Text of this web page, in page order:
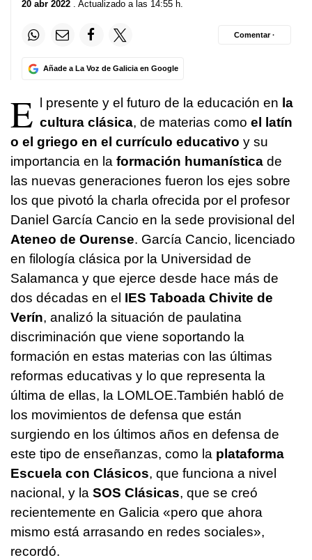
20 abr 2022 . Actualizado a las 14:55 h.
Añade a La Voz de Galicia en Google
Comentar ·
E l presente y el futuro de la educación en la
cultura clásica, de materias como el latín
o el griego en el currículo educativo y su
importancia en la formación humanística de
las nuevas generaciones fueron los ejes sobre
los que pivotó la charla ofrecida por el profesor
Daniel García Cancio en la sede provisional del
Ateneo de Ourense. García Cancio, licenciado
en filología clásica por la Universidad de
Salamanca y que ejerce desde hace más de
dos décadas en el IES Taboada Chivite de
Verín, analizó la situación de paulatina
discriminación que viene soportando la
formación en estas materias con las últimas
reformas educativas y lo que representa la
última de ellas, la LOMLOE.También habló de
los movimientos de defensa que están
surgiendo en los últimos años en defensa de
este tipo de enseñanzas, como la plataforma
Escuela con Clásicos, que funciona a nivel
nacional, y la SOS Clásicas, que se creó
recientemente en Galicia «pero que ahora
mismo está arrasando en redes sociales»,
recordó.